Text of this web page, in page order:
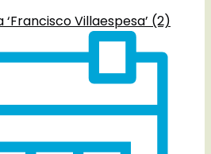
Villaespesa’ (2)